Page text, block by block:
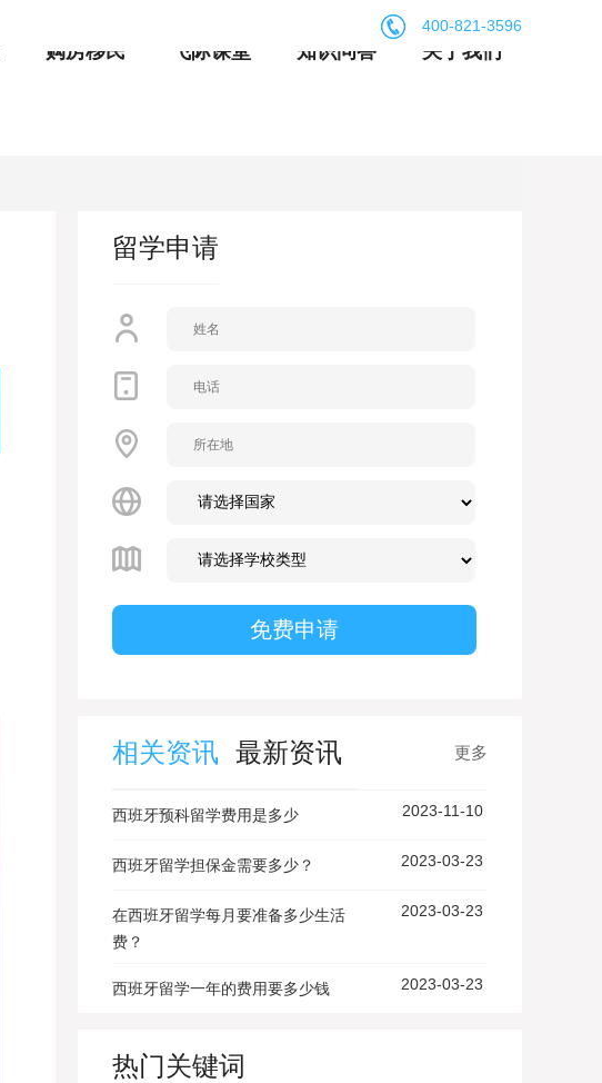
400-821-3596
购房移民 飞际课堂 知识问答 关于我们
留学申请
相关资讯 最新资讯 更多
西班牙预科留学费用是多少 2023-11-10
西班牙留学担保金需要多少？ 2023-03-23
在西班牙留学每月要准备多少生活
费？
2023-03-23
西班牙留学一年的费用要多少钱 2023-03-23
热门关键词